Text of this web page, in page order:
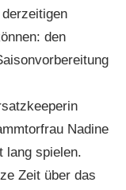
den
Nadine
lang spielen.
Zeit über das